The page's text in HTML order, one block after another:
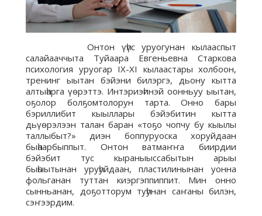
Онтон үһүс уруогунан кылааспыт
салайааччыта Туйаара Евгеньевна Старкова
психология уруогар IX-XI кылааcтары холбоон,
тренинг ыытан бэйэни билэргэ, дьону кытта
алтыһарга үөрэттэ. Интэриэһинэй оонньуу ыытан,
оҕолор болҕомтолорун тарта. Онно бары
бэриллибит кыыллары бэйэбитин кытта
дьүөрэлээн талан баран «тоҕо чопчу бу кыылы
таллыбыт?» диэн боппуруоска хоруйдаан
быһаарбыппыт. Онтон ватмаҥҥа биирдии
бэйэбит тус кыраныыссабытын арыы
быһыытынан уруһуйдаан, пластилинынан уонна
фольганан туттан киэргэппиппит. Мин онно
сынньанан, доҕотторум туһунан саҥаны билэн,
сэҥээрдим.